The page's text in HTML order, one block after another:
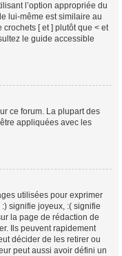
l’option appropriée du
lui-même est similaire au
[ et ] plutôt que < et
le guide accessible
ce forum. La plupart des
appliquées avec les
utilisées pour exprimer
signifie joyeux, :( signifie
la page de rédaction de
Ils peuvent rapidement
décider de les retirer ou
peut aussi avoir défini un